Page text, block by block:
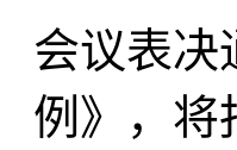
会议表决
例》，将